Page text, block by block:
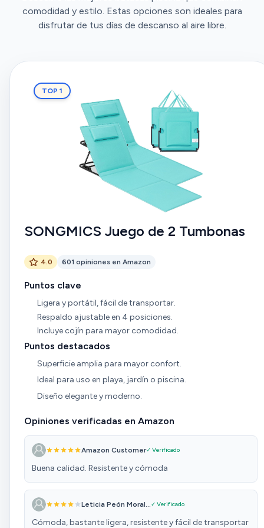
comodidad y estilo. Estas opciones son ideales para
disfrutar de tus días de descanso al aire libre.
TOP 1
SONGMICS Juego de 2 Tumbonas
4.0 601 opiniones en Amazon
Puntos clave
Ligera y portátil, fácil de transportar.
Respaldo ajustable en 4 posiciones.
Incluye cojín para mayor comodidad.
Puntos destacados
Superficie amplia para mayor confort.
Ideal para uso en playa, jardín o piscina.
Diseño elegante y moderno.
Opiniones verificadas en Amazon
Amazon Customer✓ Verificado
Buena calidad. Resistente y cómoda
Leticia Peón Moral... ✓ Verificado
Cómoda, bastante ligera, resistente y fácil de transportar